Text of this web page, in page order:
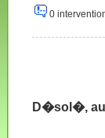
0
D�sol�,